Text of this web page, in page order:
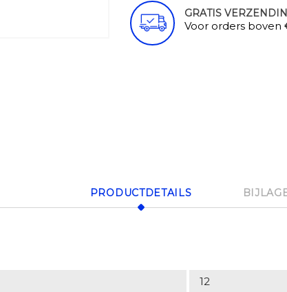
GRATIS
Voor orders boven
PRODUCTDETAILS
12